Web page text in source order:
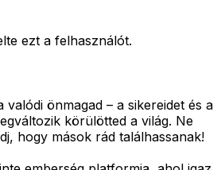
ezt a felhasználót.
valódi önmagad – a sikereidet és a
körülötted a világ. Ne
hogy mások rád találhassanak!